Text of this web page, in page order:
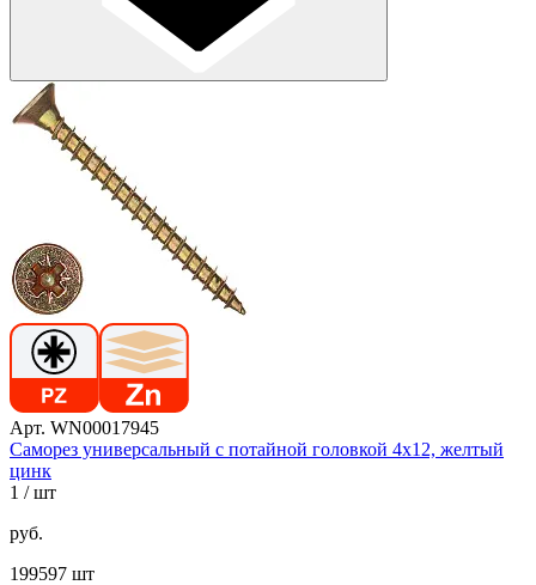
Арт. WN00017945
Саморез универсальный с потайной головкой 4х12, желтый
цинк
1 / шт
руб.
199597 шт